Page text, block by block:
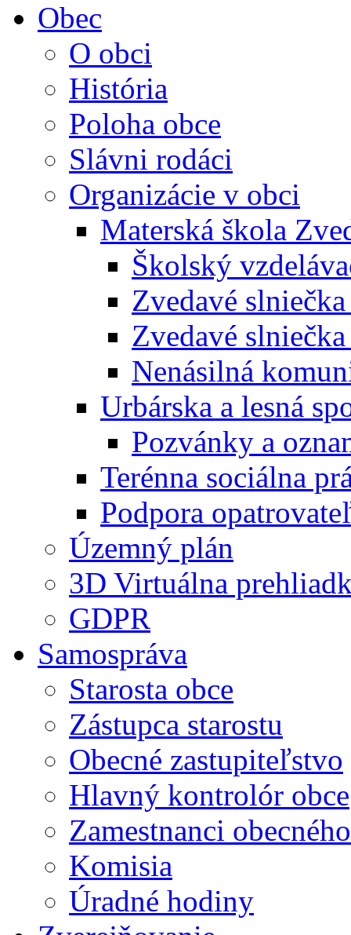
Obec
O obci
História
Poloha obce
Slávni rodáci
Organizácie v obci
Materská škola
Školský
Zvedavé
Zvedavé
Nenásilná
Urbárska a lesná
Pozvánky a
Terénna sociálna
Podpora
Územný plán
3D Virtuálna
GDPR
Samospráva
Starosta obce
Zástupca starostu
Obecné zastupiteľstvo
Hlavný kontrolór obce
Zamestnanci
Komisia
Úradné hodiny